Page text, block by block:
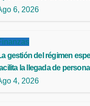
6, 2026
gestión del régimen
la llegada de
4, 2026